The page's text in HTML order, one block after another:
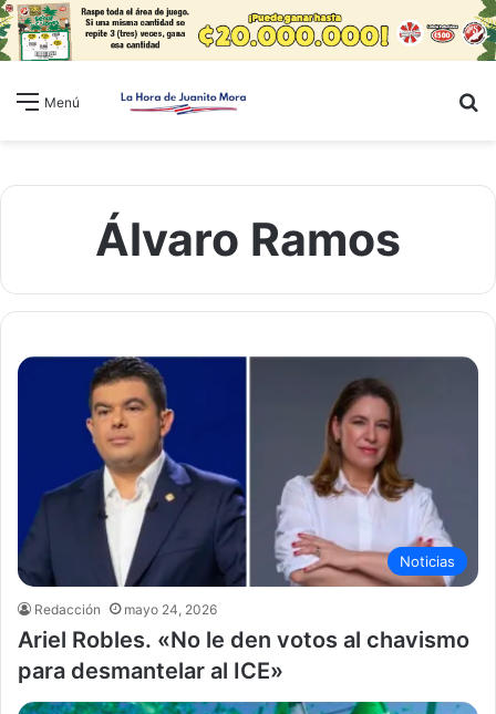
Menú
Álvaro Ramos
Noticias
Redacción mayo 24, 2026
Ariel Robles. «No le den votos al chavismo
para desmantelar al ICE»